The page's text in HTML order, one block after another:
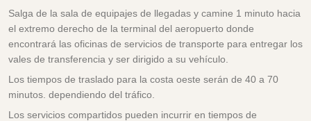
Salga de la sala de equipajes de llegadas y camine 1 minuto hacia
el extremo derecho de la terminal del aeropuerto donde
encontrará las oficinas de servicios de transporte para entregar los
vales de transferencia y ser dirigido a su vehículo.
Los tiempos de traslado para la costa oeste serán de 40 a 70
minutos. dependiendo del tráfico.
Los servicios compartidos pueden incurrir en tiempos de